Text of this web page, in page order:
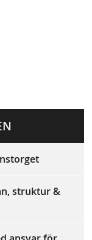
struktur &